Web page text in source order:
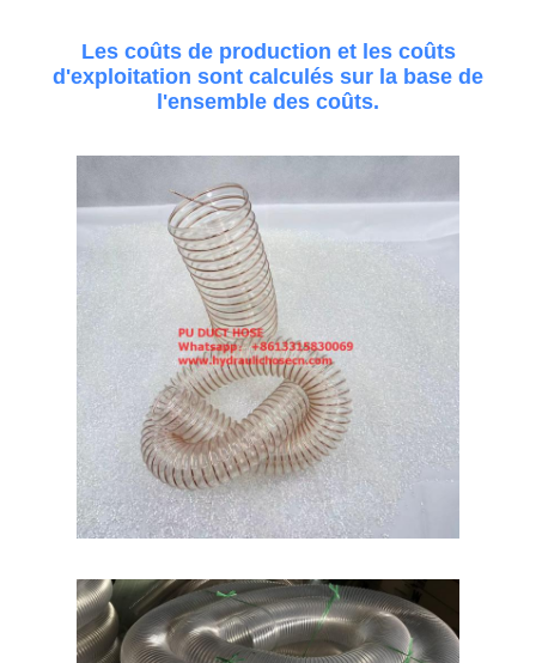
Les coûts de production et les coûts
d'exploitation sont calculés sur la base de
l'ensemble des coûts.